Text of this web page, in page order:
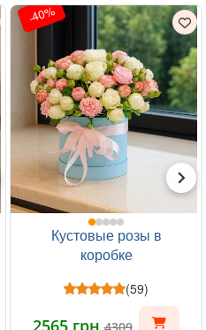
-40%
Кустовые розы в
коробке
(59)
2565 грн